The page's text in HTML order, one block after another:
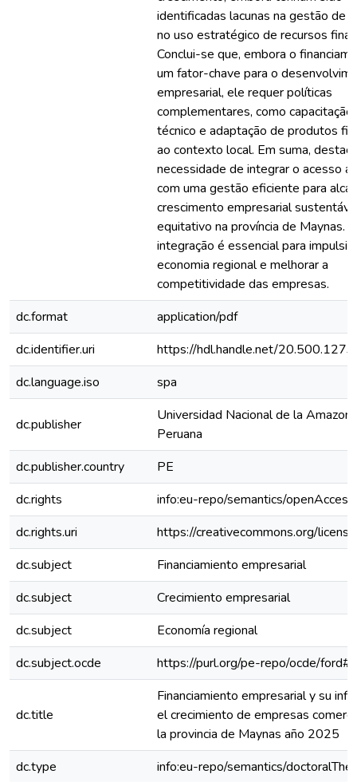
identificadas lacunas na gestão de
no uso estratégico de recursos
Conclui-se que, embora o
um fator-chave para o
empresarial, ele requer políticas
complementares, como
técnico e adaptação de produtos
ao contexto local. Em suma,
necessidade de integrar o acesso
com uma gestão eficiente para
crescimento empresarial
equitativo na província de Maynas.
integração é essencial para
economia regional e melhorar a
competitividade das empresas.
dc.format
application/pdf
dc.identifier.uri
https://hdl.handle.net/
dc.language.iso
spa
dc.publisher
Universidad Nacional de la
Peruana
dc.publisher.country
PE
dc.rights
info:eu-repo/semantics/openAccess
dc.rights.uri
https://creativecommons.org/
dc.subject
Financiamiento empresarial
dc.subject
Crecimiento empresarial
dc.subject
Economía regional
dc.subject.ocde
https://purl.org/pe-repo/ocde/
dc.title
Financiamiento empresarial y su
el crecimiento de empresas
la provincia de Maynas año 2025
dc.type
info:eu-repo/semantics/